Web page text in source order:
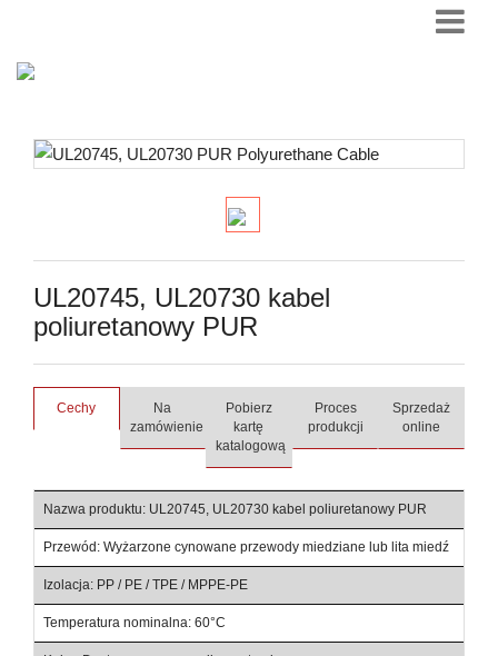
UL20745, UL20730 kabel
poliuretanowy PUR
Cechy
Na
zamówienie
Pobierz
kartę
katalogową
Proces
produkcji
Sprzedaż
online
Nazwa produktu: UL20745, UL20730 kabel poliuretanowy PUR
Przewód: Wyżarzone cynowane przewody miedziane lub lita miedź
Izolacja: PP / PE / TPE / MPPE-PE
Temperatura nominalna: 60°C